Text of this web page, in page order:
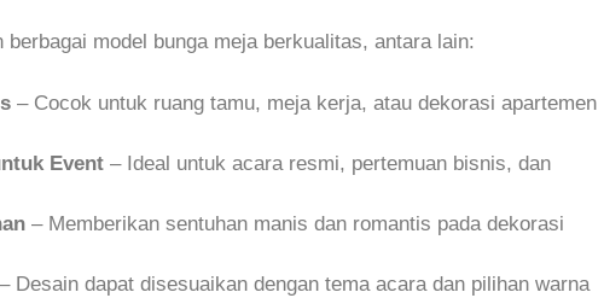
model bunga meja berkualitas, antara lain:
– Cocok untuk ruang tamu, meja kerja, atau dekorasi apartemen
Event – Ideal untuk acara resmi, pertemuan bisnis, dan
– Memberikan sentuhan manis dan romantis pada dekorasi
– Desain dapat disesuaikan dengan tema acara dan pilihan warna